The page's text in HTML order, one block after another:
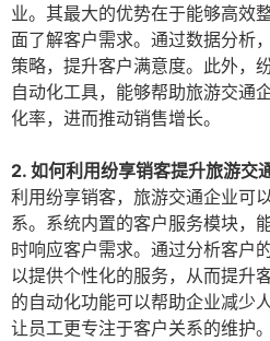
业。其最大的优势在于能够高效
面了解客户需求。通过数据分析
策略，提升客户满意度。此外，
自动化工具，能够帮助旅游交通
化率，进而推动销售增长。
2. 如何利用纷享销客提升旅游交
利用纷享销客，旅游交通企业可
系。系统内置的客户服务模块，
时响应客户需求。通过分析客户
以提供个性化的服务，从而提升
的自动化功能可以帮助企业减少
让员工更专注于客户关系的维护。